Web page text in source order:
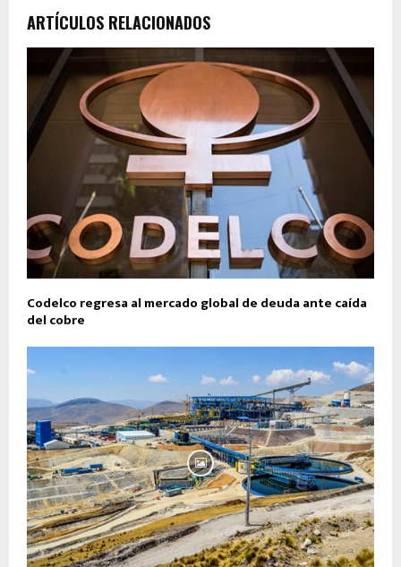
ARTÍCULOS RELACIONADOS
Codelco regresa al mercado global de deuda ante caída
del cobre